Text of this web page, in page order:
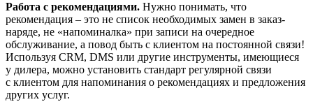
Работа с рекомендациями. Нужно пони­мать, что
рекомендация – это не список необходимых замен в заказ-
наряде, не «напоминалка» при записи на очередное
обслуживание, а повод быть с клиентом на постоянной связи!
Используя CRM, DMS или другие инструменты, имеющиеся
у дилера, можно установить стандарт регулярной связи
с клиентом для напоминания о реко­мендациях и предложения
других услуг.